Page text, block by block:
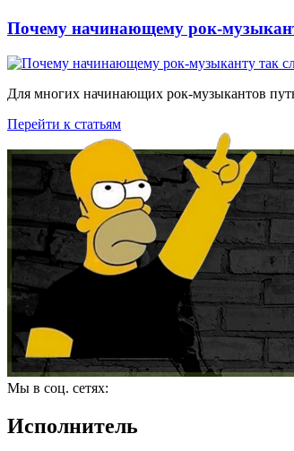
Почему начинающему рок-
Для многих начинающих рок-музыкантов
Перейти к статьям
Мы в соц. сетях:
Исполнитель